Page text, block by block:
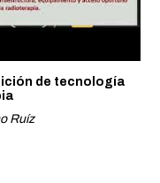
de tecnología
Ruíz